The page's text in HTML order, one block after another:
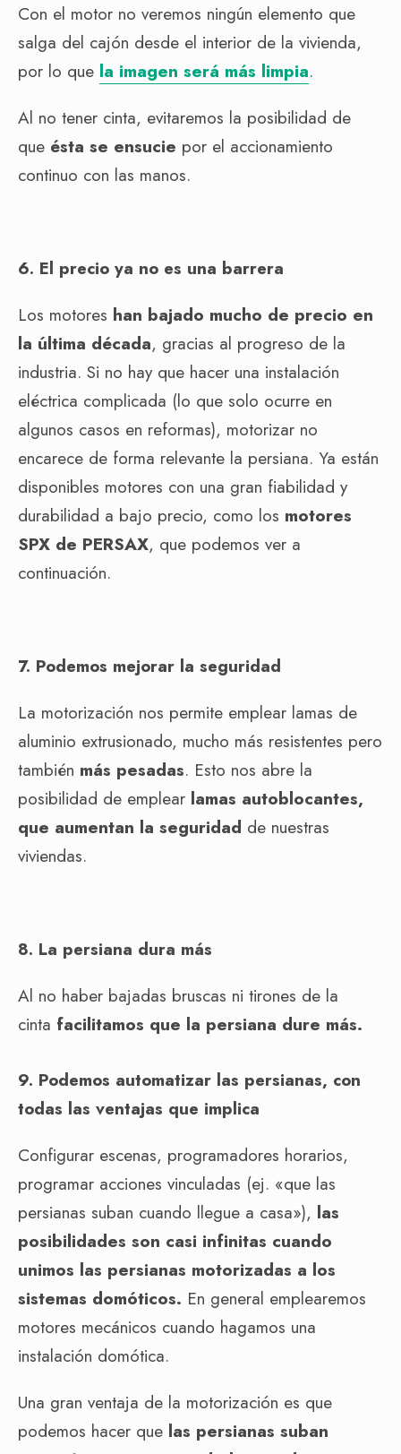
Con el motor no veremos ningún elemento que
salga del cajón desde el interior de la vivienda,
por lo que la imagen será más limpia.
Al no tener cinta, evitaremos la posibilidad de
que ésta se ensucie por el accionamiento
continuo con las manos.
6. El precio ya no es una barrera
Los motores han bajado mucho de precio en
la última década, gracias al progreso de la
industria. Si no hay que hacer una instalación
eléctrica complicada (lo que solo ocurre en
algunos casos en reformas), motorizar no
encarece de forma relevante la persiana. Ya están
disponibles motores con una gran fiabilidad y
durabilidad a bajo precio, como los motores
SPX de PERSAX, que podemos ver a
continuación.
7. Podemos mejorar la seguridad
La motorización nos permite emplear lamas de
aluminio extrusionado, mucho más resistentes pero
también más pesadas. Esto nos abre la
posibilidad de emplear lamas autoblocantes,
que aumentan la seguridad de nuestras
viviendas.
8. La persiana dura más
Al no haber bajadas bruscas ni tirones de la
cinta facilitamos que la persiana dure más.
9. Podemos automatizar las persianas, con
todas las ventajas que implica
Configurar escenas, programadores horarios,
programar acciones vinculadas (ej. «que las
persianas suban cuando llegue a casa»), las
posibilidades son casi infinitas cuando
unimos las persianas motorizadas a los
sistemas domóticos. En general emplearemos
motores mecánicos cuando hagamos una
instalación domótica.
Una gran ventaja de la motorización es que
podemos hacer que las persianas suban